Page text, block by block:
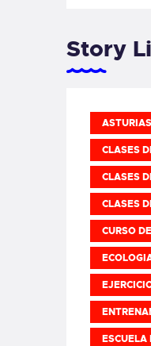
Story
ASTURIAS
CLASES
CLASES
CLASES
CURSO
ESCUELA